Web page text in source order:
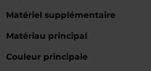
Matériel supplémentaire
Matériau principal
Couleur principale